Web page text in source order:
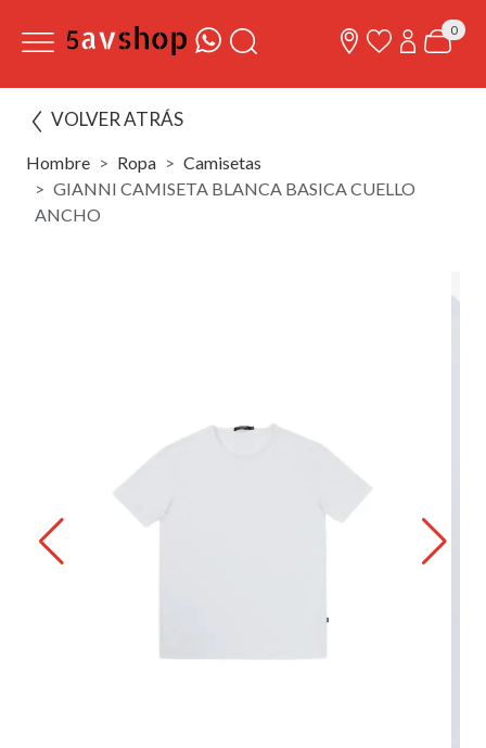
0
VOLVER ATRÁS
Hombre Ropa
Camisetas
GIANNI CAMISETA BLANCA BASICA CUELLO
ANCHO